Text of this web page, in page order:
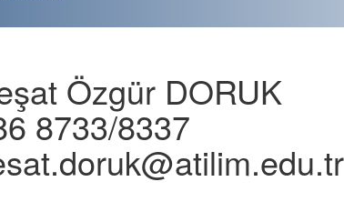
Özgür DORUK
8733/8337